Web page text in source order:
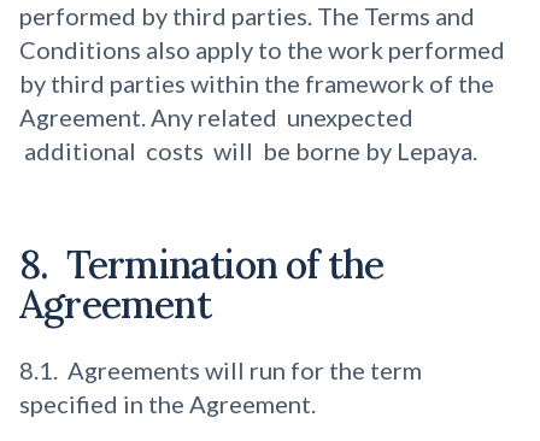
performed by third parties. The Terms and
Conditions also apply to the work performed
by third parties within the framework of the
Agreement. Any related unexpected
additional costs will be borne by Lepaya.
8. Termination of the
Agreement
8.1. Agreements will run for the term
specified in the Agreement.